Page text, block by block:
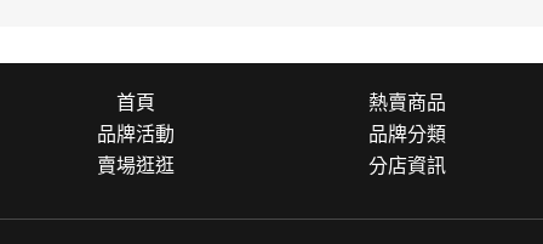
首頁
熱賣商品
品牌活動
品牌分類
賣場逛逛
分店資訊